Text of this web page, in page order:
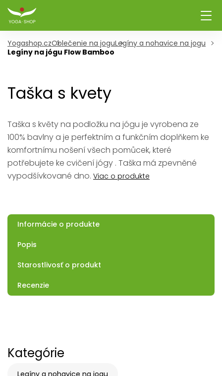
Yogashop.czOblečenie na joguLegíny a nohavice na jogu
Legíny na jógu Flow Bamboo
Taška s kvety
Taška s květy na podložku na jógu je vyrobena ze
100% bavlny a je perfektním a funkčním doplňkem ke
komfortnímu nošení všech pomůcek, které
potřebujete ke cvičení jógy . Taška má zpevněné
vypodšívkované dno. Viac o produkte
Informácie o produkte
Popis
Starostlivosť o produkt
Recenzie
Kategórie
Legíny a nohavice na jogu